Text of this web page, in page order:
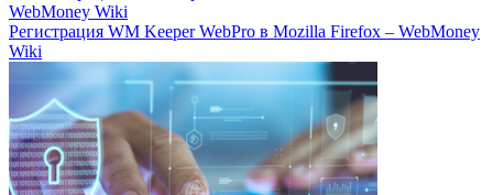
Регистрация WM Keeper WebPro в Mozilla Firefox – WebMoney
Wiki